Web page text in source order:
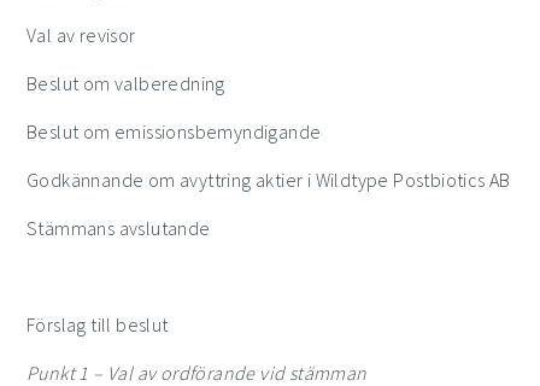
Val av revisor
Beslut om valberedning
Beslut om emissionsbemyndigande
Godkännande om avyttring aktier i Wildtype Postbiotics AB
Stämmans avslutande
Förslag till beslut
Punkt1 – Val av ordförande vid stämman